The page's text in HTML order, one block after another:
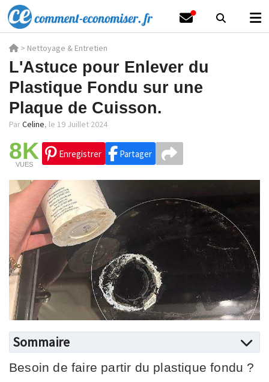
> Nettoyage & Entretien
L'Astuce pour Enlever du
Plastique Fondu sur une
Plaque de Cuisson.
ParCeline, le 19 Juillet 2024
8K
VUES
Enregistrer Partager
Sommaire
Besoin de faire partir du plastique fondu ?